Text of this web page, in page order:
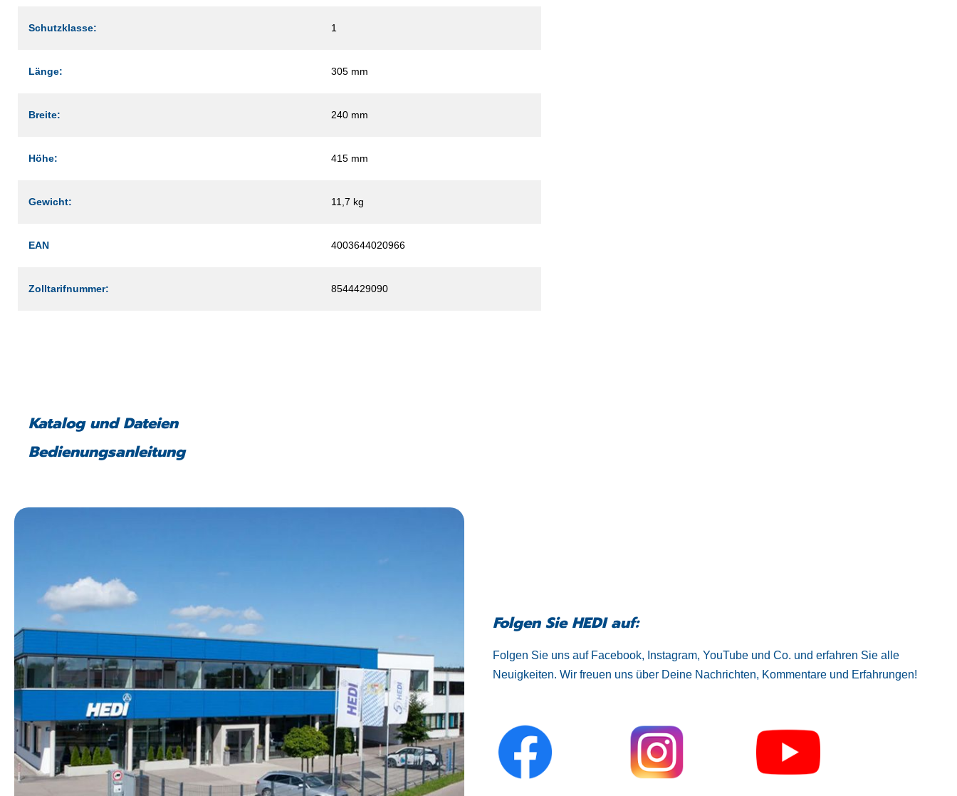
Schutzklasse: 1
Länge: 305 mm
Breite: 240 mm
Höhe: 415 mm
Gewicht: 11,7 kg
EAN 4003644020966
Zolltarifnummer: 8544429090
Katalog und Dateien
Bedienungsanleitung
Folgen Sie HEDI auf:
Folgen Sie uns auf Facebook, Instagram, YouTube und Co. und erfahren Sie alle
Neuigkeiten. Wir freuen uns über Deine Nachrichten, Kommentare und Erfahrungen!